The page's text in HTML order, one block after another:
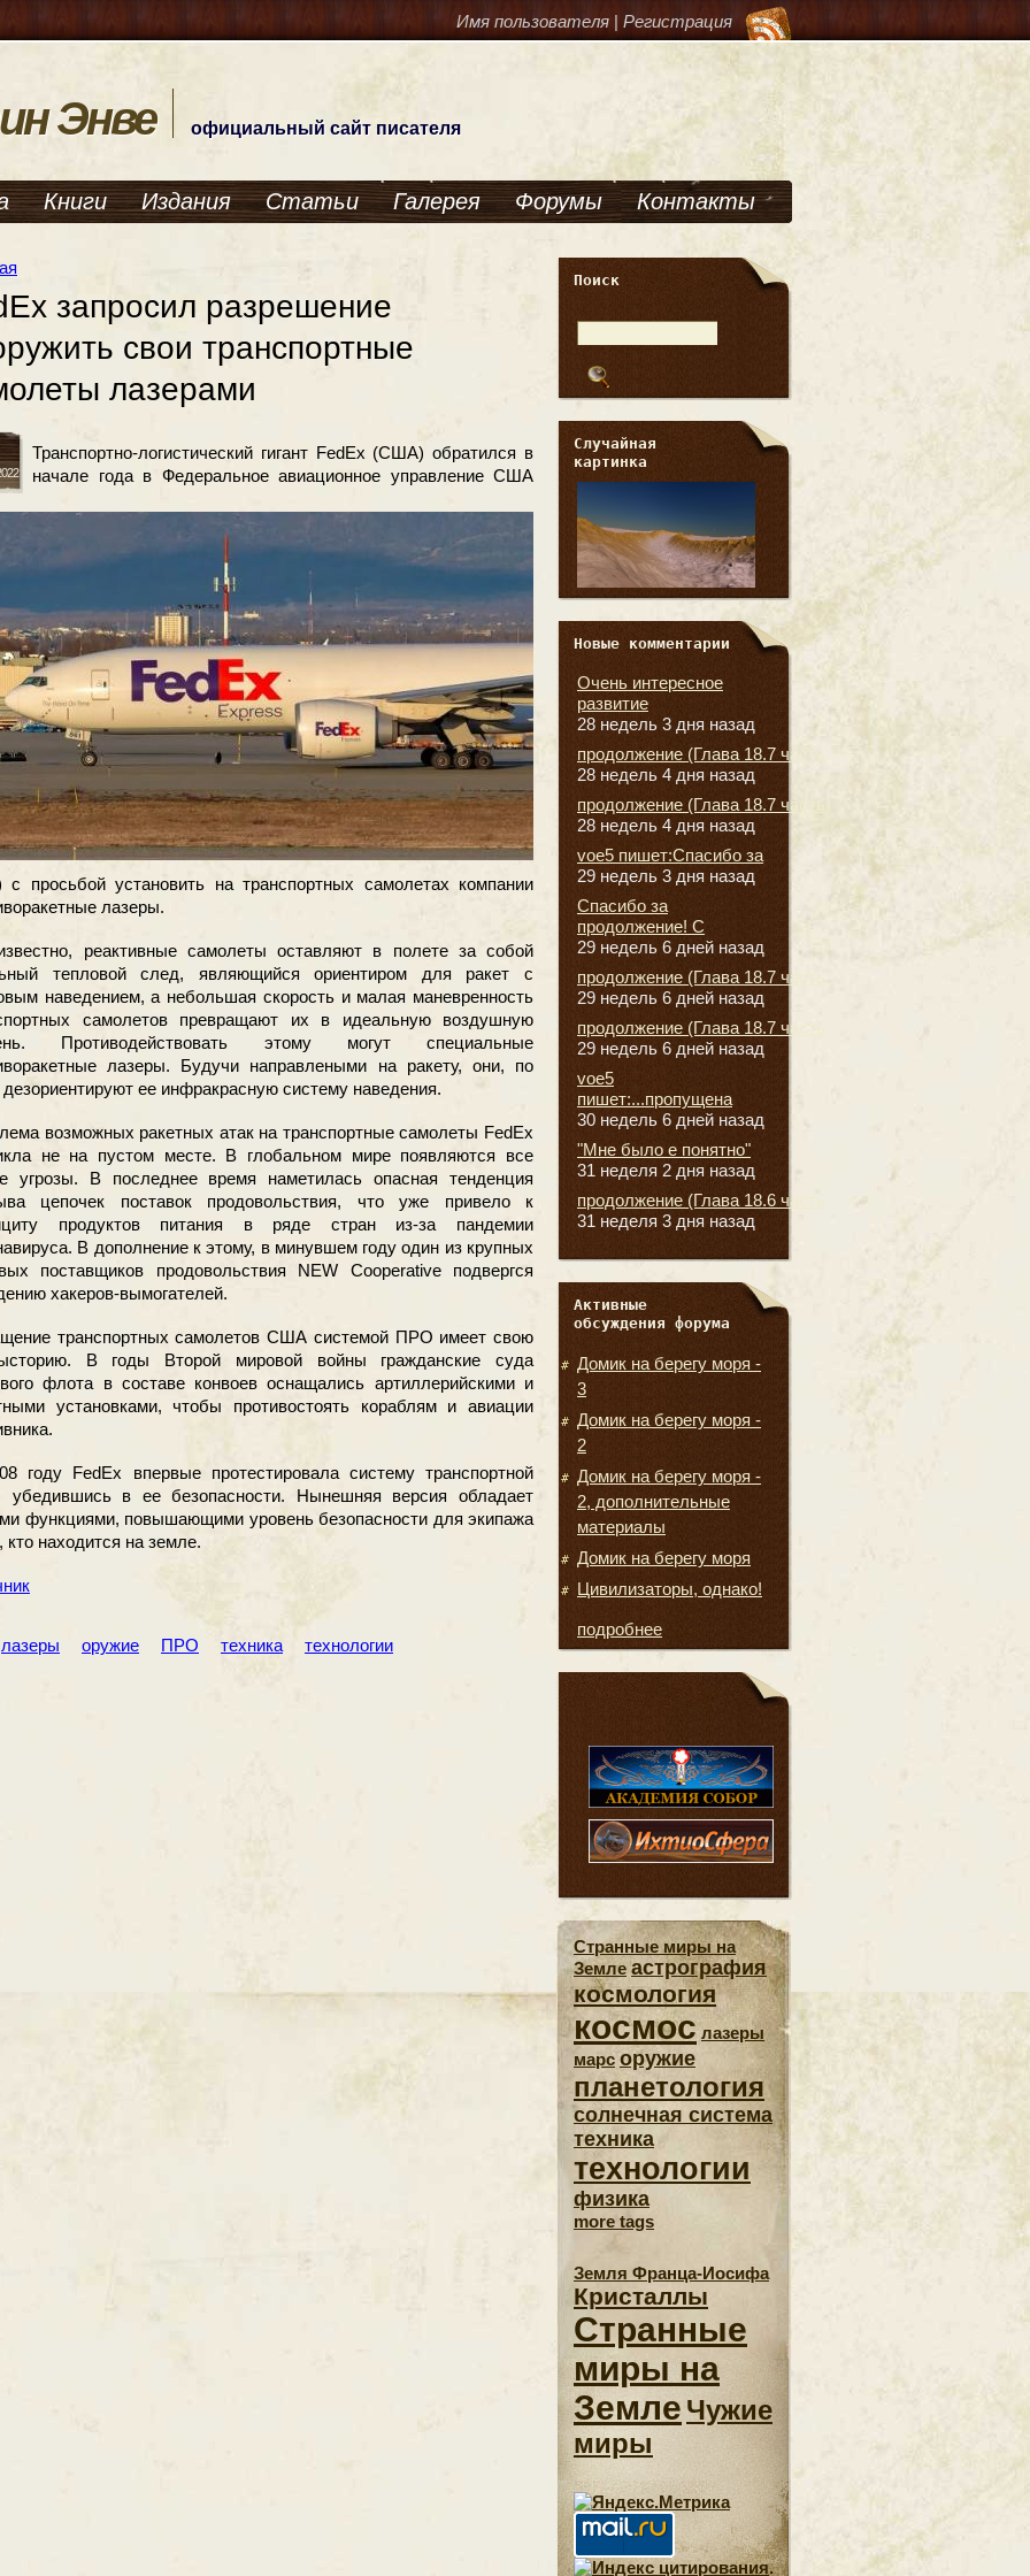
Имя пользователя | Регистрация
Энве официальный сайт писателя
Книги Издания Статьи Галерея Форумы Контакты
запросил разрешение
свои транспортные
лазерами
Транспортно-логистический гигант FedEx (США) обратился в
начале года в Федеральное авиационное управление США
с просьбой установить на транспортных самолетах компании
лазеры.
реактивные самолеты оставляют в полете за собой
тепловой след, являющийся ориентиром для ракет с
наведением, а небольшая скорость и малая маневренность
самолетов превращают их в идеальную воздушную
Противодействовать этому могут специальные
лазеры. Будучи направлеными на ракету, они, по
дезориентируют ее инфракрасную систему наведения.
возможных ракетных атак на транспортные самолеты FedEx
не на пустом месте. В глобальном мире появляются все
угрозы. В последнее время наметилась опасная тенденция
цепочек поставок продовольствия, что уже привело к
продуктов питания в ряде стран из-за пандемии
В дополнение к этому, в минувшем году один из крупных
поставщиков продовольствия NEW Cooperative подвергся
хакеров-вымогателей.
транспортных самолетов США системой ПРО имеет свою
В годы Второй мировой войны гражданские суда
флота в составе конвоев оснащались артиллерийскими и
установками, чтобы противостоять кораблям и авиации
году FedEx впервые протестировала систему транспортной
в ее безопасности. Нынешняя версия обладает
функциями, повышающими уровень безопасности для экипажа
кто находится на земле.
лазеры оружие ПРО техника технологии
Поиск
Случайная
картинка
Новые комментарии
Очень интересное
развитие
28 недель 3 дня назад
продолжение (Глава 18.7 часть
28 недель 4 дня назад
продолжение (Глава 18.7 часть
28 недель 4 дня назад
voe5 пишет:Спасибо за
29 недель 3 дня назад
Спасибо за
продолжение! С
29 недель 6 дней назад
продолжение (Глава 18.7 часть
29 недель 6 дней назад
продолжение (Глава 18.7 часть
29 недель 6 дней назад
voe5
пишет:...пропущена
30 недель 6 дней назад
"Мне было е понятно"
31 неделя 2 дня назад
продолжение (Глава 18.6 часть
31 неделя 3 дня назад
Активные
обсуждения форума
Домик на берегу моря -
3
Домик на берегу моря -
2
Домик на берегу моря -
2, дополнительные
материалы
Домик на берегу моря
Цивилизаторы, однако!
подробнее
Странные миры на
Земле астрография
космология
космос лазеры
марс оружие
планетология
солнечная система
техника
технологии
физика
more tags
Земля Франца-Иосифа
Кристаллы
Странные
миры на
Земле Чужие
миры
.